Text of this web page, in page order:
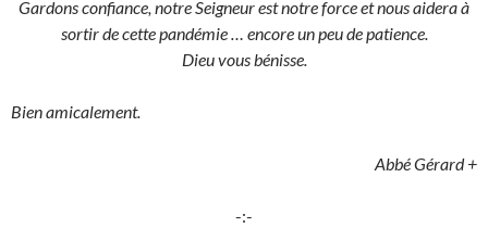
Gardons confiance, notre Seigneur est notre force et nous aidera à
sortir de cette pandémie … encore un peu de patience.
Dieu vous bénisse.
Bien amicalement.
Abbé Gérard +
-:-